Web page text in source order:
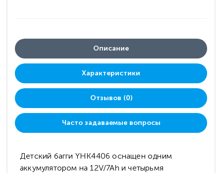
Описание
Характеристики
Отзывов (0)
Часто задаваемые вопросы
Детский багги YHK4406 оснащен одним
аккумулятором на 12V/7Ah и четырьмя